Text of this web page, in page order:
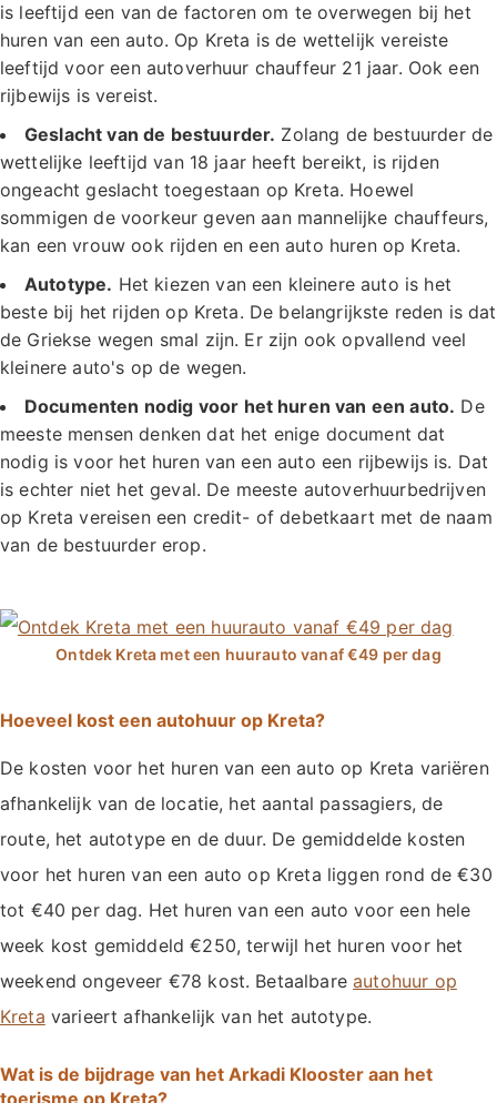
is leeftijd een van de factoren om te overwegen bij het
huren van een auto. Op Kreta is de wettelijk vereiste
leeftijd voor een autoverhuur chauffeur 21 jaar. Ook een
rijbewijs is vereist.
Geslacht van de bestuurder. Zolang de bestuurder de
wettelijke leeftijd van 18 jaar heeft bereikt, is rijden
ongeacht geslacht toegestaan op Kreta. Hoewel
sommigen de voorkeur geven aan mannelijke chauffeurs,
kan een vrouw ook rijden en een auto huren op Kreta.
Autotype. Het kiezen van een kleinere auto is het
beste bij het rijden op Kreta. De belangrijkste reden is dat
de Griekse wegen smal zijn. Er zijn ook opvallend veel
kleinere auto's op de wegen.
Documenten nodig voor het huren van een auto. De
meeste mensen denken dat het enige document dat
nodig is voor het huren van een auto een rijbewijs is. Dat
is echter niet het geval. De meeste autoverhuurbedrijven
op Kreta vereisen een credit- of debetkaart met de naam
van de bestuurder erop.
Hoeveel kost een autohuur op Kreta?
De kosten voor het huren van een auto op Kreta variëren
afhankelijk van de locatie, het aantal passagiers, de
route, het autotype en de duur. De gemiddelde kosten
voor het huren van een auto op Kreta liggen rond de €30
tot €40 per dag. Het huren van een auto voor een hele
week kost gemiddeld €250, terwijl het huren voor het
weekend ongeveer €78 kost. Betaalbareautohuur op
Kreta varieert afhankelijk van het autotype.
Wat is de bijdrage van het Arkadi Klooster aan het